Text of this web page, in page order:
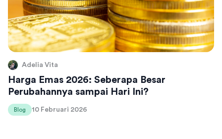
Adelia Vita
Harga Emas 2026: Seberapa Besar
Perubahannya sampai Hari Ini?
Blog 10 Februari 2026